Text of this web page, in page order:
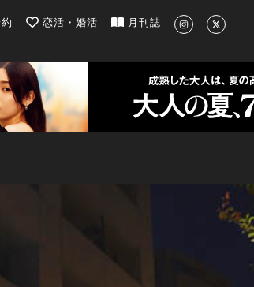
最新のグルメ、洗練されたライフスタイル情報
恋活・婚活 月刊誌